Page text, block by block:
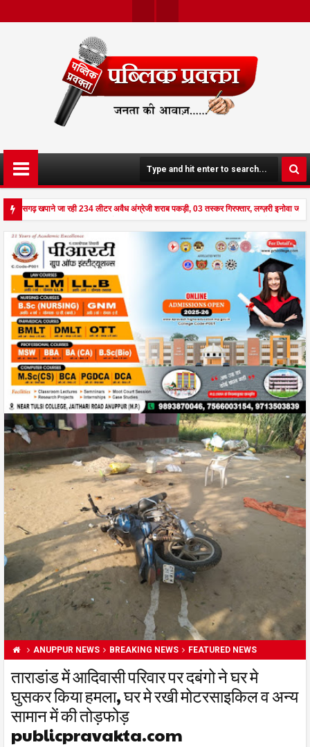
Ter
Boo
K
खपाने जा रही 234 लीटर अवैध अंग्रेजी शराब पकड़ी, 03 तस्कर गिरफ्तार, लग्ज़री इनोवा जब्त
अनूपपुर - घर पर किसान व नौकरानी का मिला रक्तरंजित शव, पत्नी गंभीर घायल में मेडिकल रेफर
ANUPPUR NEWS BREAKING NEWS FEATURED NEWS
ताराडांड में आदिवासी परिवार पर दबंगो ने घर मे
घुसकर किया हमला, घर मे रखी मोटरसाइकिल व अन्य
सामान में की तोड़फोड़
publicpravakta.com